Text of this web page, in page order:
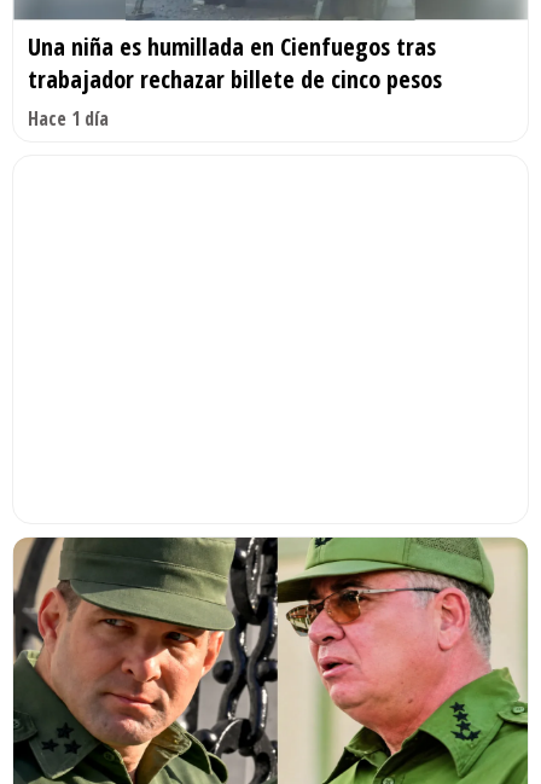
Una niña es humillada en Cienfuegos tras
trabajador rechazar billete de cinco pesos
Hace 1 día